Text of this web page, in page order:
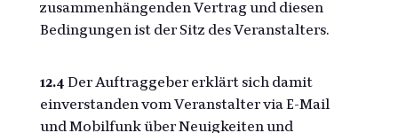
zusammenhängenden Vertrag und diesen
Bedingungen ist der Sitz des Veranstalters.
12.4 Der Auftraggeber erklärt sich damit
einverstanden vom Veranstalter via E-Mail
und Mobilfunk über Neuigkeiten und